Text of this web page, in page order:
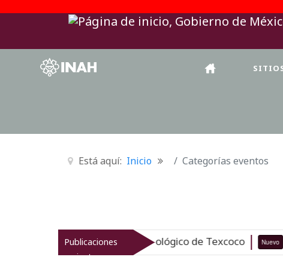
Está aquí: Inicio Categorías eventos
Publicaciones
recientes
el patrimonio arqueológico de Texcoco Nuevo